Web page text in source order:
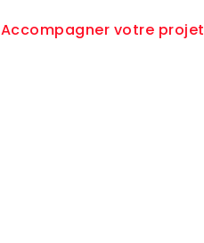
Accompagner votre projet